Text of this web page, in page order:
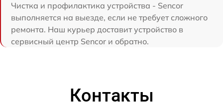
Чистка и профилактика устройства - Sencor
выполняется на выезде, если не требует сложного
ремонта. Наш курьер доставит устройство в
сервисный центр Sencor и обратно.
Контакты